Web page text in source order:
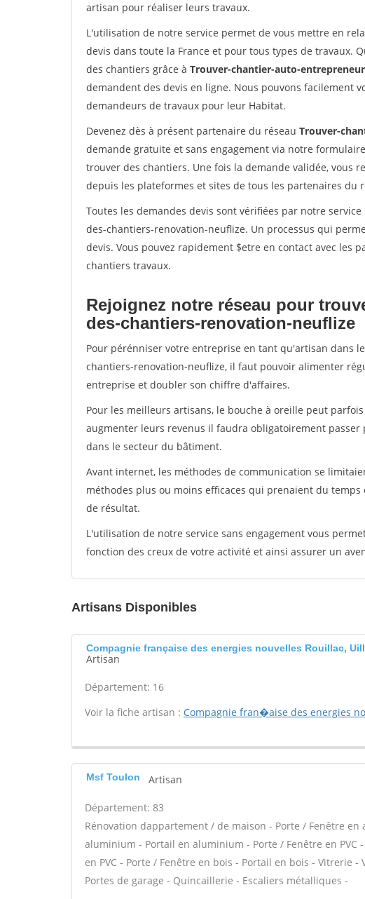
artisan pour réaliser leurs travaux.
L'utilisation de notre service permet de vous mettre en
devis dans toute la France et pour tous types de travaux.
des chantiers grâce à Trouver-chantier-auto-
demandent des devis en ligne. Nous pouvons facilement
demandeurs de travaux pour leur Habitat.
Devenez dès à présent partenaire du réseau Trouver-
demande gratuite et sans engagement via notre
trouver des chantiers. Une fois la demande validée, vous
depuis les plateformes et sites de tous les partenaires du
Toutes les demandes devis sont vérifiées par notre
des-chantiers-renovation-neuflize. Un processus qui
devis. Vous pouvez rapidement $etre en contact avec les
chantiers travaux.
Rejoignez notre réseau pour
des-chantiers-renovation-neuflize
Pour pérénniser votre entreprise en tant qu'artisan dans
chantiers-renovation-neuflize, il faut pouvoir alimenter
entreprise et doubler son chiffre d'affaires.
Pour les meilleurs artisans, le bouche à oreille peut
augmenter leurs revenus il faudra obligatoirement
dans le secteur du bâtiment.
Avant internet, les méthodes de communication se
méthodes plus ou moins efficaces qui prenaient du
de résultat.
L'utilisation de notre service sans engagement vous
fonction des creux de votre activité et ainsi assurer un
Artisans Disponibles
Compagnie française des energies nouvelles Rouillac,
Artisan
Département: 16
Voir la fiche artisan : Compagnie fran�aise des energies
Msf Toulon Artisan
Département: 83
Rénovation dappartement / de maison - Porte / Fenêtre
aluminium - Portail en aluminium - Porte / Fenêtre en PVC
en PVC - Porte / Fenêtre en bois - Portail en bois - Vitrerie
Portes de garage - Quincaillerie - Escaliers métalliques -